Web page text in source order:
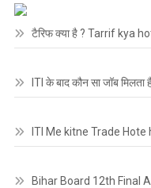
टैरिफ क्या है ? Tarrif kya
ITI के बाद कौन सा जॉब
ITI Me kitne Trade Hote
Bihar Board 12th Final